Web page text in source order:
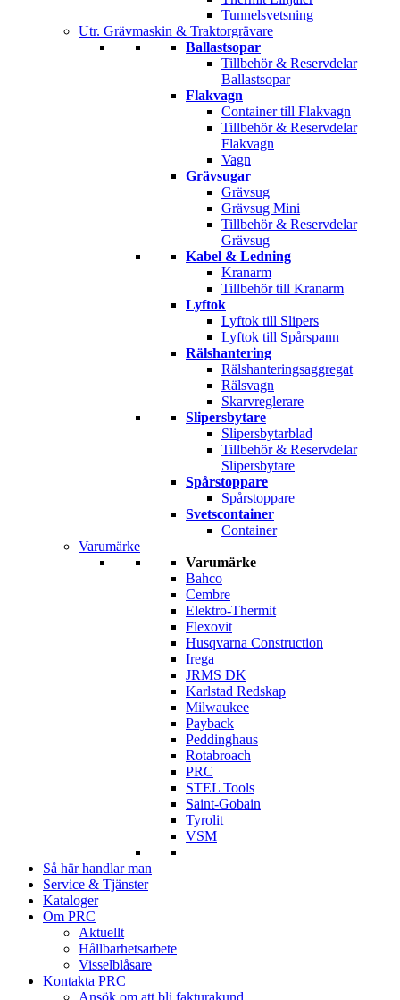
Tunnelsvetsning
Utr. Grävmaskin & Traktorgrävare
Ballastsopar
Tillbehör & Reservdelar
Ballastsopar
Flakvagn
Container till Flakvagn
Tillbehör & Reservdelar
Flakvagn
Vagn
Grävsugar
Grävsug
Grävsug Mini
Tillbehör & Reservdelar
Grävsug
Kabel & Ledning
Kranarm
Tillbehör till Kranarm
Lyftok
Lyftok till Slipers
Lyftok till Spårspann
Rälshantering
Rälshanteringsaggregat
Rälsvagn
Skarvreglerare
Slipersbytare
Slipersbytarblad
Tillbehör & Reservdelar
Slipersbytare
Spårstoppare
Spårstoppare
Svetscontainer
Container
Varumärke
Varumärke
Bahco
Cembre
Elektro-Thermit
Flexovit
Husqvarna Construction
Irega
JRMS DK
Karlstad Redskap
Milwaukee
Payback
Peddinghaus
Rotabroach
PRC
STEL Tools
Saint-Gobain
Tyrolit
VSM
Så här handlar man
Service & Tjänster
Kataloger
Om PRC
Aktuellt
Hållbarhetsarbete
Visselblåsare
Kontakta PRC
Ansök om att bli fakturakund